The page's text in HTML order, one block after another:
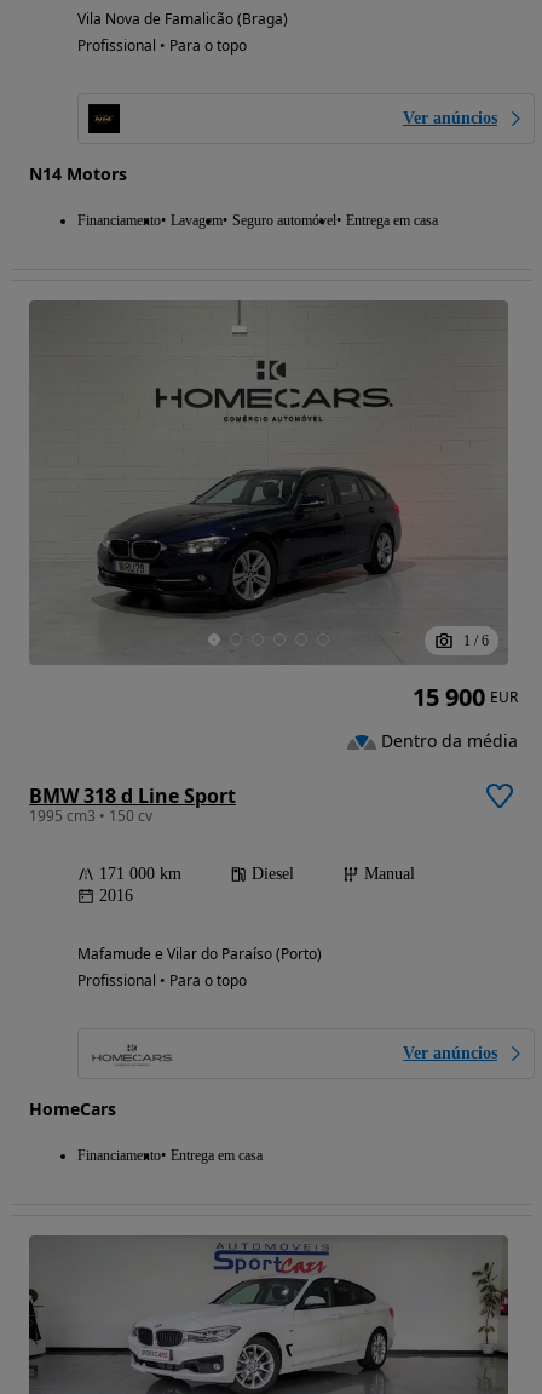
Vila Nova de Famalicão (Braga)
Profissional • Para o topo
Ver anúncios
N14 Motors
Financiamento Lavagem Seguro automóvel Entrega em casa
1 / 6
BMW 318 d Line Sport
1995 cm3 • 150 cv
171 000 km Diesel
Manual
2016
Mafamude e Vilar do Paraíso (Porto)
Profissional • Para o topo
Ver anúncios
HomeCars
Financiamento Entrega em casa
15 900 EUR
Dentro da média